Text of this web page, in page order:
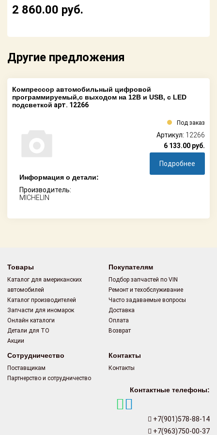
Акции
Новости
Как оформить
заказ
2 860.00 руб.
Другие предложения
Компрессор автомобильный цифровой
программируемый,с выходом на 12В и USB, с LED
подсветкой арт. 12266
Информация о детали:
Производитель:
MICHELIN
Под заказ
Артикул: 12266
6 133.00 руб.
Подробнее
Товары
Каталог для американских
автомобилей
Каталог производителей
Запчасти для иномарок
Онлайн каталоги
Детали для ТО
Акции
Покупателям
Подбор запчастей по VIN
Ремонт и техобслуживание
Часто задаваемые вопросы
Доставка
Оплата
Возврат
Сотрудничество
Поставщикам
Партнерство и сотрудничество
Контакты
Контакты
Контактные телефоны:
+7(901)578-88-14
+7(963)750-00-37